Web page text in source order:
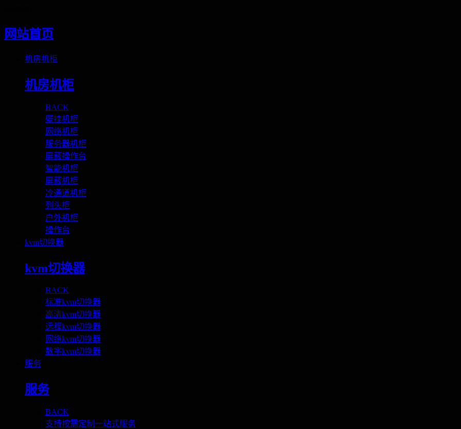
网站首页
机房机柜
机房机柜
BACK
壁挂机柜
网络机柜
服务器机柜
屏蔽操作台
智能机柜
屏蔽机柜
冷通道机柜
列头柜
户外机柜
操作台
kvm切换器
kvm切换器
BACK
标准kvm切换器
高清kvm切换器
远程kvm切换器
网络kvm切换器
数字kvm切换器
服务
服务
BACK
支持按需定制一站式服务